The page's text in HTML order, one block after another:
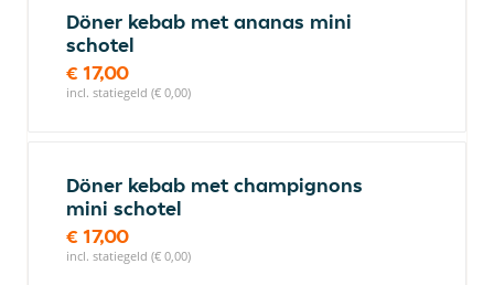
Döner kebab met ananas mini
schotel
€ 17,00
incl. statiegeld (€ 0,00)
Döner kebab met champignons
mini schotel
€ 17,00
incl. statiegeld (€ 0,00)